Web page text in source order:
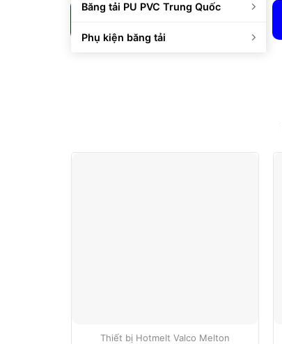
Băng tải PU PVC Trung Quốc
Phụ kiện băng tải
Hàng tồn kho số lượng lớn
Thiết bị Hotmelt Valco Melton